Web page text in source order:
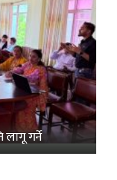
लागू गर्ने